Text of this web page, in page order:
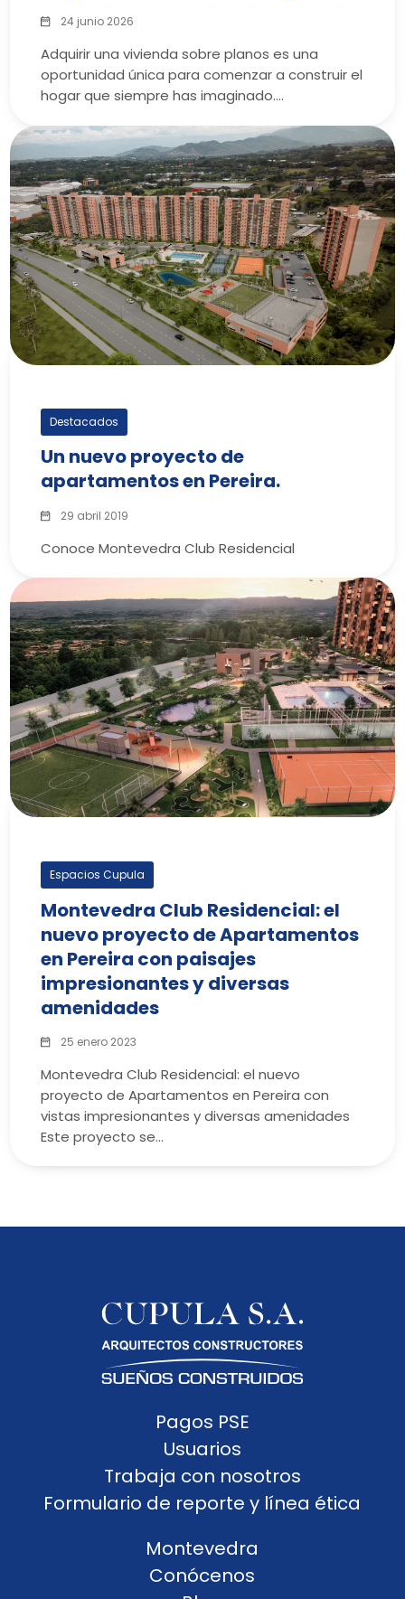
24 junio 2026
Adquirir una vivienda sobre planos es una
oportunidad única para comenzar a construir el
hogar que siempre has imaginado.…
Destacados
Un nuevo proyecto de
apartamentos en Pereira.
29 abril 2019
Conoce Montevedra Club Residencial
Espacios Cupula
Montevedra Club Residencial: el
nuevo proyecto de Apartamentos
en Pereira con paisajes
impresionantes y diversas
amenidades
25 enero 2023
Montevedra Club Residencial: el nuevo
proyecto de Apartamentos en Pereira con
vistas impresionantes y diversas amenidades
Este proyecto se…
Pagos PSE
Usuarios
Trabaja con nosotros
Formulario de reporte y línea ética
Montevedra
Conócenos